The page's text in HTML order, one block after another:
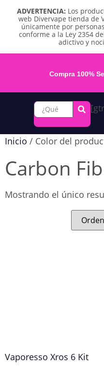
ADVERTENCIA: Los
web Divervape tienda de
únicamente por
conforme a la Ley 2354
adictivo y
Compra 100%
Inicio / Color del
Carbon
Mostrando el único
Vaporesso Xros 6 Kit